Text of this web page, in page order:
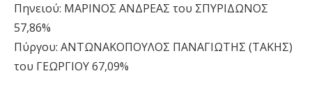
Πηνειού: ΜΑΡΙΝΟΣ ΑΝΔΡΕΑΣ του ΣΠΥΡΙΔΩΝΟΣ
57,86%
Πύργου: ΑΝΤΩΝΑΚΟΠΟΥΛΟΣ ΠΑΝΑΓΙΩΤΗΣ (ΤΑΚΗΣ)
του ΓΕΩΡΓΙΟΥ 67,09%